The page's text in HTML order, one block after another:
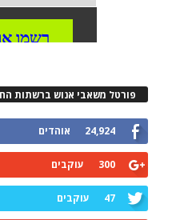
פורטל משאבי אנוש ברשתות
24,924 אוהדים
300 עוקבים
47 עוקבים